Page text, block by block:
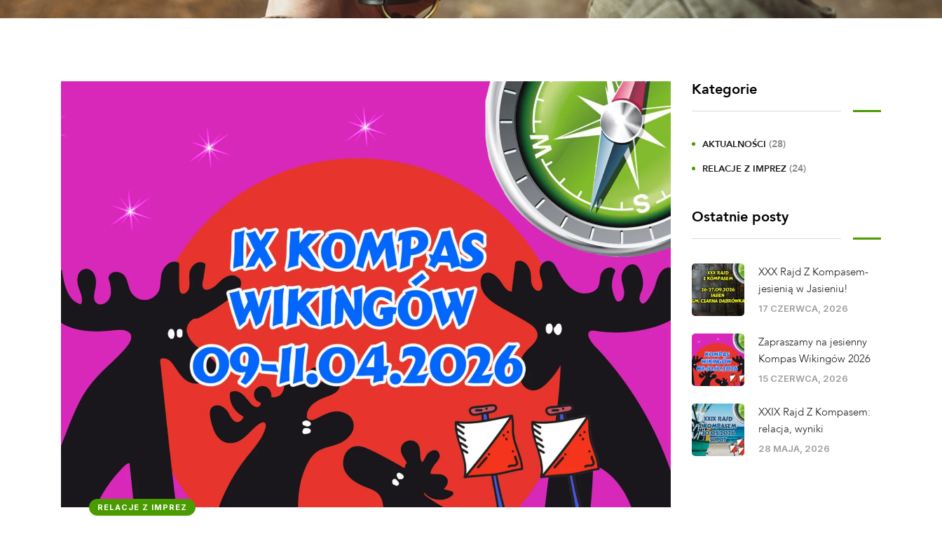
RELACJE Z IMPREZ
Kategorie
AKTUALNOŚCI (28)
RELACJE Z IMPREZ (24)
Ostatnie posty
XXX Rajd Z Kompasem-
jesienią w Jasieniu!
17 CZERWCA, 2026
Zapraszamy na jesienny
Kompas Wikingów 2026
15 CZERWCA, 2026
XXIX Rajd Z Kompasem:
relacja, wyniki
28 MAJA, 2026